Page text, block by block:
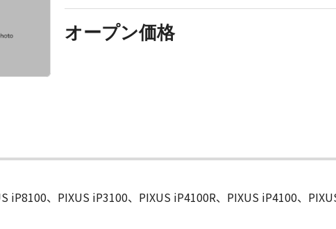
オープン価格
iP8100、PIXUS iP3100、PIXUS iP4100R、PIXUS iP4100、